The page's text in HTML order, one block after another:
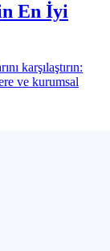
En İyi
karşılaştırın:
ve kurumsal